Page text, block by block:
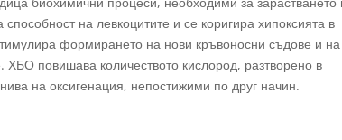
на левкоцитите и се коригира хипоксията в
формирането на нови кръвоносни съдове и на
ХБО повишава количеството кислород, разтворено в
на оксигенация, непостижими по друг начин.